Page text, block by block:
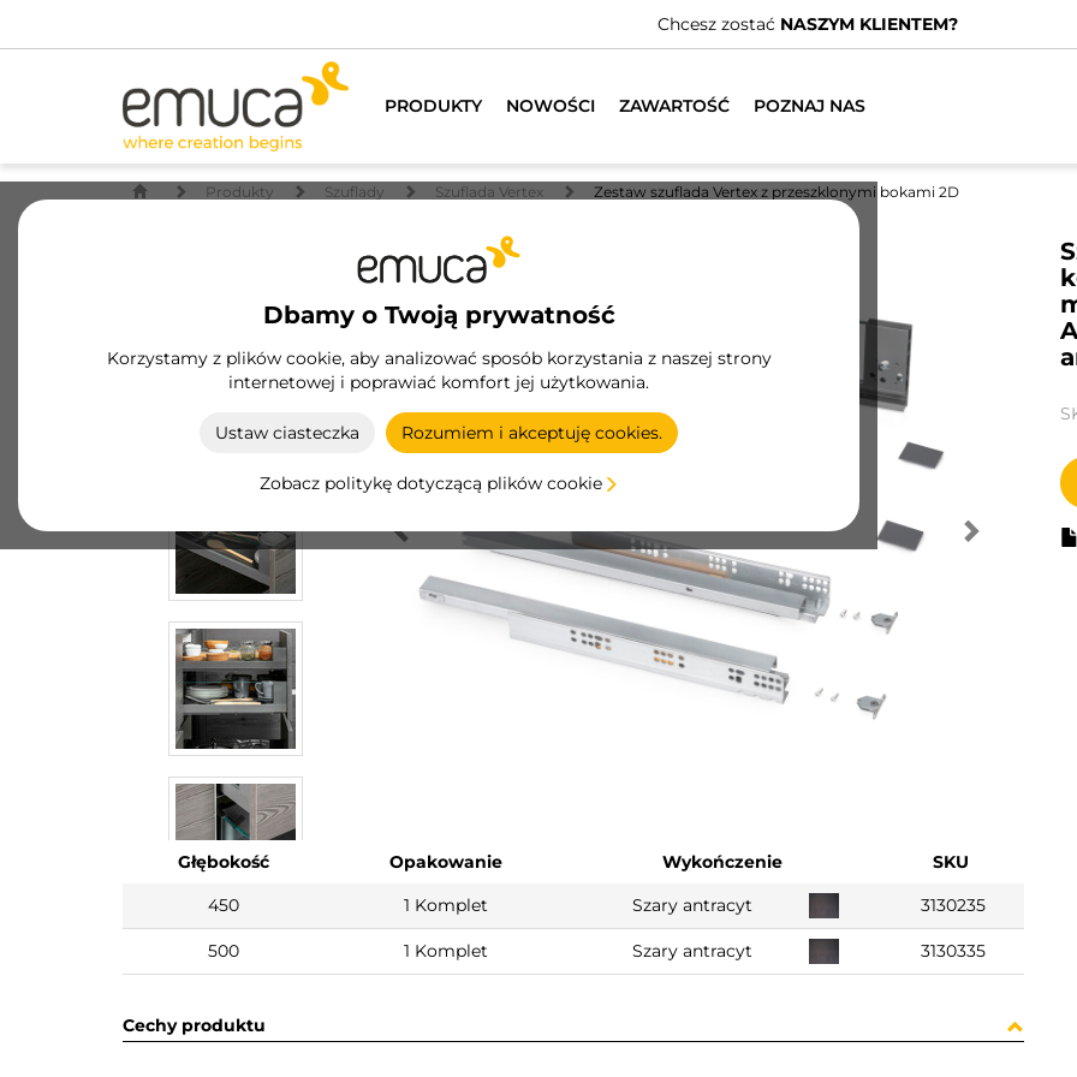
Chcesz zostać NASZYM KLIENTEM?
PRODUKTY NOWOŚCI ZAWARTOŚĆ POZNAJ NAS
Dbamy o Twoją prywatność
Korzystamy z plików cookie, aby analizować sposób korzystania z naszej strony
internetowej i poprawiać komfort jej użytkowania.
Ustaw ciasteczka Rozumiem i akceptuję cookies.
Zobacz politykę dotyczącą plików cookie
Produkty Szuflady Szuflada Vertex Zestaw szuflada Vertex z przeszklonymi bokami 2D
Głębokość Opakowanie Wykończenie
SKU
450
1 Komplet Szary antracyt 3130235
500 1 Komplet Szary antracyt 3130335
Cechy produktu